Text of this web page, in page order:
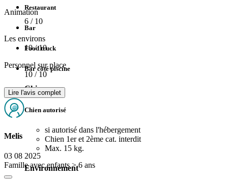
Restaurant
Bar
Food truck
Bar côté piscine
Chiens
Chien autorisé
si autorisé dans l'hébergement
Chien 1er et 2ème cat. interdit
Max. 15 kg.
Environnement
Animation
6 / 10
Les environs
10/ 10
Personnel sur place
10 / 10
Lire l'avis complet
Melis
03 08 2025
Famille avec enfants > 6 ans